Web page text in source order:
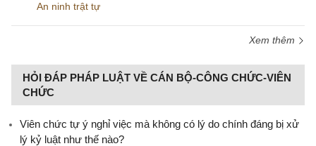
An ninh trật tự
Xem thêm
HỎI ĐÁP PHÁP LUẬT VỀ CÁN BỘ-CÔNG CHỨC-VIÊN
CHỨC
Viên chức tự ý nghỉ việc mà không có lý do chính đáng bị xử
lý kỷ luật như thế nào?